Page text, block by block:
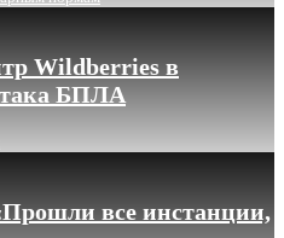
Wildberries в
БПЛА
все инстанции,